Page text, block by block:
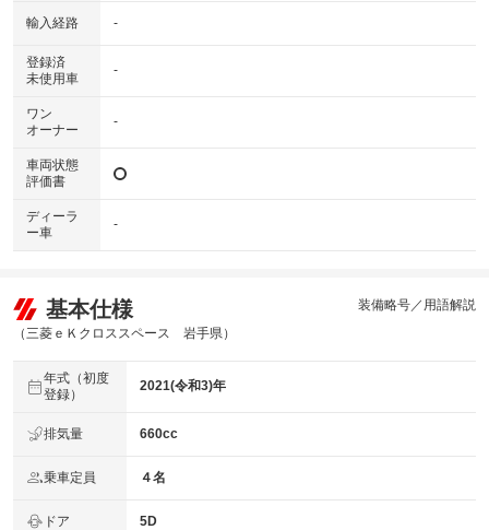
輸入経路 -
登録済
未使用車
-
ワン
オーナー
-
車両状態
評価書
ディーラ
ー車
-
基本仕様
（三菱ｅＫクロススペース 岩手県）
装備略号／用語解説
年式（初度
登録）
2021(令和3)年
排気量 660cc
乗車定員 ４名
ドア 5D